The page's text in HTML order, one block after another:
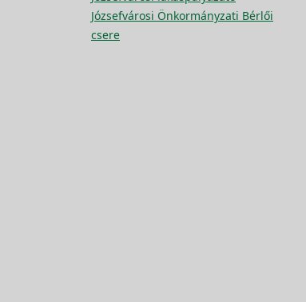
Józsefvárosi Önkormányzati Bérlői
csere